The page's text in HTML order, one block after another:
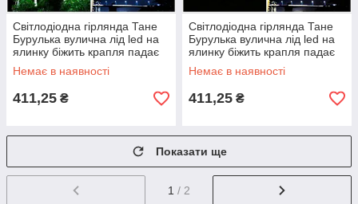
Світлодіодна гірлянда Тане
Бурулька вулична лід led на
ялинку біжить крапля падає
сніг біла холодна
Немає в наявності
411,25 ₴
Світлодіодна гірлянда Тане
Бурулька вулична лід led на
ялинку біжить крапля падає
сніг біла тепла
Немає в наявності
411,25 ₴
Показати ще
1 / 2